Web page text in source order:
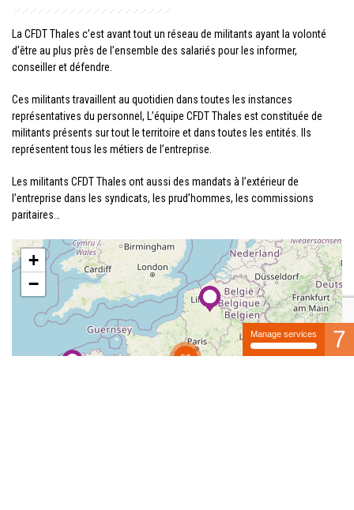
La CFDT Thales c’est avant tout un réseau de militants ayant la volonté
d’être au plus près de l’ensemble des salariés pour les informer,
conseiller et défendre.
Ces militants travaillent au quotidien dans toutes les instances
représentatives du personnel, L’équipe CFDT Thales est constituée de
militants présents sur tout le territoire et dans toutes les entités. Ils
représentent tous les métiers de l’entreprise.
Les militants CFDT Thales ont aussi des mandats à l’extérieur de
l’entreprise dans les syndicats, les prud’hommes, les commissions
paritaires…
28
+
−
Manage services 7